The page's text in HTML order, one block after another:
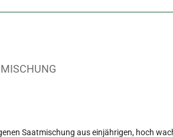
Saatmischung aus einjährigen, hoch